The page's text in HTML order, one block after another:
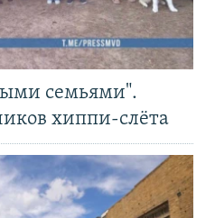
семьями".
хиппи-слёта